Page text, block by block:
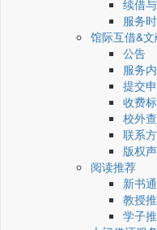
续借
服务
馆际互借&
公告
服务
提交
收费
校外
联系
版权
阅读推荐
新书
教授
学子